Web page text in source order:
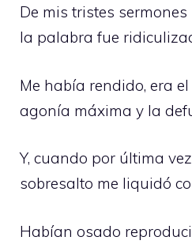
De mis tristes
la palabra fue
Me había rendido, era
agonía máxima y la
Y, cuando por última
sobresalto me liquidó
Habían osado